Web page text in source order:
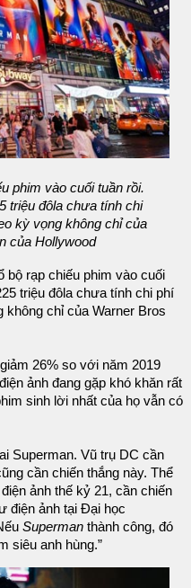
phim vào cuối tuần rồi.
triệu đôla chưa tính chi
kỳ vọng không chỉ của
của Hollywood
bộ rạp chiếu phim vào cuối
triệu đôla chưa tính chi phí
không chỉ của Warner Bros
26% so với năm 2019
ảnh đang gặp khó khăn rất
sinh lời nhất của họ vẫn có
Superman. Vũ trụ DC cần
cần chiến thắng này. Thể
ảnh thế kỷ 21, cần chiến
điện ảnh tại Đại học
Superman thành công, đó
siêu anh hùng.”